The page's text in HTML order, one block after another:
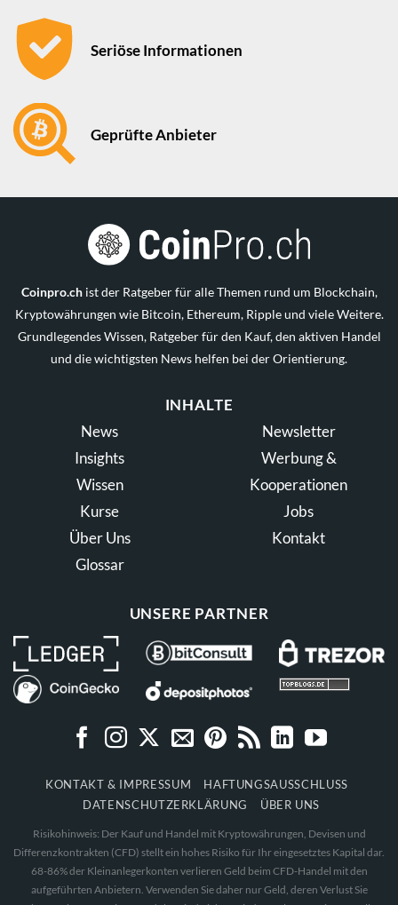
Seriöse Informationen
Geprüfte Anbieter
Coinpro.chist der Ratgeber für alle Themen rund um Blockchain,
Kryptowährungen wie Bitcoin, Ethereum, Ripple und viele Weitere.
Grundlegendes Wissen, Ratgeber für den Kauf, den aktiven Handel
und die wichtigsten News helfen bei der Orientierung.
INHALTE
News
Insights
Wissen
Kurse
Über Uns
Glossar
Newsletter
Werbung &
Kooperationen
Jobs
Kontakt
UNSERE PARTNER
KONTAKT & IMPRESSUM
HAFTUNGSAUSSCHLUSS
DATENSCHUTZERKLÄRUNG
ÜBER UNS
Risikohinweis: Der Kauf und Handel mit Kryptowährungen, Devisen und
Differenzkontrakten (CFD) stellt ein hohes Risiko für Ihr eingesetztes Kapital dar.
68-86% der Kleinanlegerkonten verlieren Geld beim CFD-Handel mit den
aufgeführten Anbietern. Verwenden Sie daher nur Geld, deren Verlust Sie